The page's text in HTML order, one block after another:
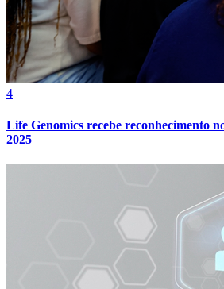
4
Life Genomics recebe reconhecimento
2025